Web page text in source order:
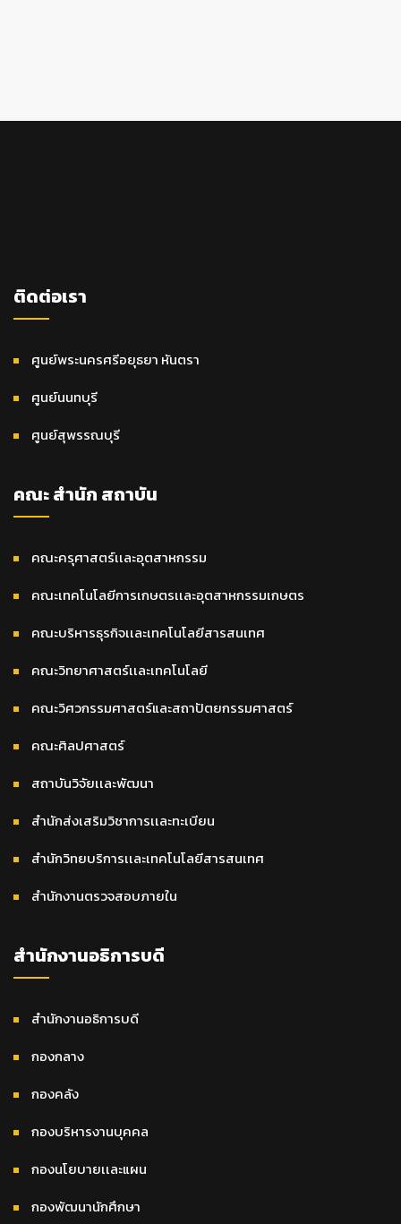
ติดต่อเรา
ศูนย์พระนครศรีอยุธยา หันตรา
ศูนย์นนทบุรี
ศูนย์สุพรรณบุรี
คณะ สำนัก สถาบัน
คณะครุศาสตร์เเละอุตสาหกรรม
คณะเทคโนโลยีการเกษตรเเละอุตสาหกรรมเกษตร
คณะบริหารธุรกิจเเละเทคโนโลยีสารสนเทศ
คณะวิทยาศาสตร์เเละเทคโนโลยี
คณะวิศวกรรมศาสตร์และสถาปัตยกรรมศาสตร์
คณะศิลปศาสตร์
สถาบันวิจัยเเละพัฒนา
สำนักส่งเสริมวิชาการเเละทะเบียน
สำนักวิทยบริการเเละเทคโนโลยีสารสนเทศ
สำนักงานตรวจสอบภายใน
สำนักงานอธิการบดี
สำนักงานอธิการบดี
กองกลาง
กองคลัง
กองบริหารงานบุคคล
กองนโยบายเเละแผน
กองพัฒนานักศึกษา